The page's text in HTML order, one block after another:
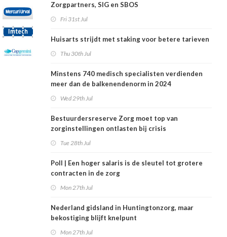
Zorgpartners, SIG en SBOS
Fri 31st Jul
Huisarts strijdt met staking voor betere tarieven
Thu 30th Jul
Minstens 740 medisch specialisten verdienden
meer dan de balkenendenorm in 2024
Wed 29th Jul
Bestuurdersreserve Zorg moet top van
zorginstellingen ontlasten bij crisis
Tue 28th Jul
Poll | Een hoger salaris is de sleutel tot grotere
contracten in de zorg
Mon 27th Jul
Nederland gidsland in Huntingtonzorg, maar
bekostiging blijft knelpunt
Mon 27th Jul